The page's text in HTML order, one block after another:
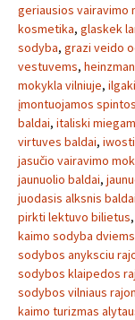
geriausios vairavimo
kosmetika, glaskek
sodyba, grazi veido
vestuvems,
mokykla vilniuje,
įmontuojamos spintos
baldai, italiski
virtuves baldai,
jasučio vairavimo
jaunuolio baldai,
juodasis alksnis baldai
pirkti lektuvo bilietus,
kaimo sodyba dviems
sodybos anyksciu
sodybos klaipedos
sodybos vilniaus
kaimo turizmas